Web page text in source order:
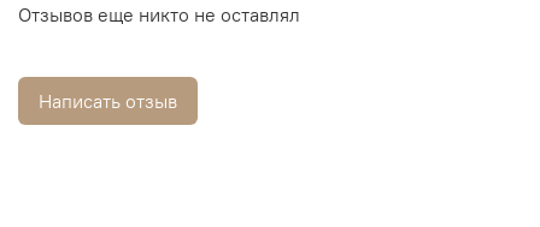
Отзывов еще никто не оставлял
Написать отзыв